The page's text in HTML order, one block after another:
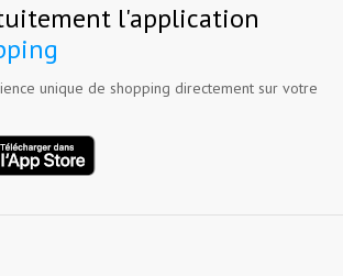
l'application
unique de shopping directement sur votre